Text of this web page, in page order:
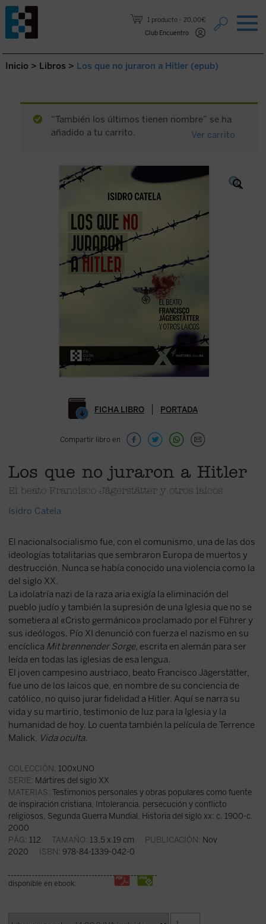
1 producto
20,00€
Club Encuentro
Saltar al contenido.
Inicio > Libros > Los que no juraron a Hitler (epub)
“También los últimos tienen nombre” se ha
añadido a tu carrito.
Ver carrito
FICHA LIBRO PORTADA
Compartir libro en
Los que no juraron a Hitler
El beato Francisco Jägerstätter y otros laicos
Isidro Catela
El nacionalsocialismo fue, con el comunismo, una de las dos
ideologías totalitarias que sembraron Europa de muertos y
destrucción. Nunca se había conocido una violencia como la
del siglo XX.
La idolatría nazi de la raza aria exigía la eliminación del
pueblo judío y también la supresión de una Iglesia que no se
sometiera al «Cristo germánico» proclamado por el Führer y
sus ideólogos. Pío XI denunció con fuerza el nazismo en su
encíclica Mit brennender Sorge, escrita en alemán para ser
leída en todas las iglesias de esa lengua.
El joven campesino austriaco, beato Francisco Jägerstätter,
fue uno de los laicos que, en nombre de su conciencia de
católico, no quiso jurar fidelidad a Hitler. Aquí se narra su
vida y su martirio, testimonio de luz para la Iglesia y la
humanidad de hoy. Lo cuenta también la película de Terrence
Malick, Vida oculta.
COLECCIÓN: 100xUNO
SERIE: Mártires del siglo XX
MATERIAS: Testimonios personales y obras populares como fuente
de inspiración cristiana, Intolerancia, persecución y conflicto
religiosos Segunda Guerra Mundial Historia del siglo xx: c. 1900-c.
2000
PÁG: 112 TAMAÑO: 13,5 x 19 cm PUBLICACIÓN: Nov
2020 ISBN: 978-84-1339-042-0
disponible en ebook: